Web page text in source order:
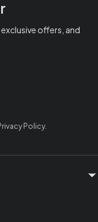
offers, and
Policy.